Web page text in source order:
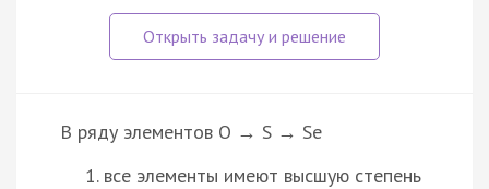
В ряду элементов O → S → Se
все элементы имеют высшую степень